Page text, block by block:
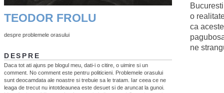
o
ca
ne
TEODOR FROLU
despre problemele orasului
DESPRE
Daca tot ati ajuns pe blogul meu, dati-i o citire, o uimire si un
comment. No comment este pentru politicieni. Problemele orasului
sunt deocamdata ale noastre si trebuie sa le tratam. Iar ceea ce ne
leaga de trecut nu intotdeaunea este desuet si de aruncat la gunoi.